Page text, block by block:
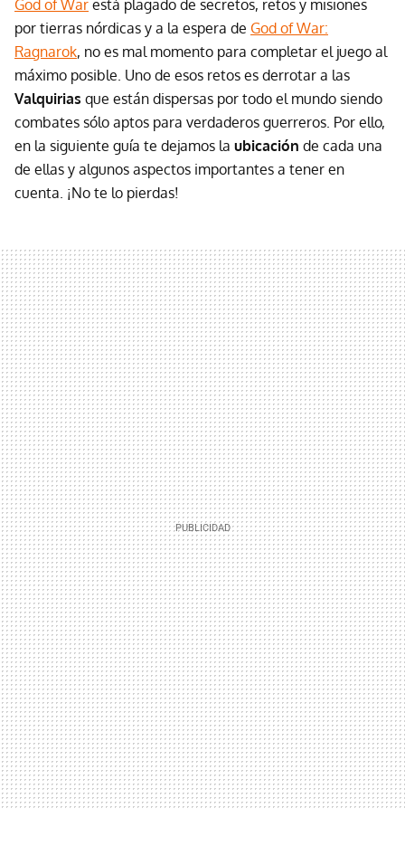
God of War está plagado de secretos, retos y misiones
por tierras nórdicas y a la espera de God of War:
Ragnarok, no es mal momento para completar el juego al
máximo posible. Uno de esos retos es derrotar a las
Valquirias que están dispersas por todo el mundo siendo
combates sólo aptos para verdaderos guerreros. Por ello,
en la siguiente guía te dejamos la ubicación de cada una
de ellas y algunos aspectos importantes a tener en
cuenta. ¡No te lo pierdas!